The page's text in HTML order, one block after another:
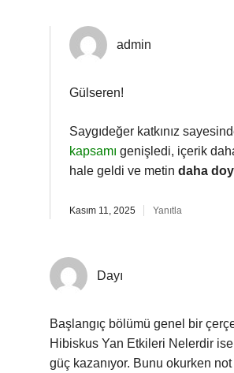
admin
Gülseren!
Saygıdeğer katkınız
kapsamı genişledi, içerik
hale geldi ve metin daha
Kasım 11, 2025 Yanıtla
Dayı
Başlangıç bölümü genel bir
Hibiskus Yan Etkileri Nelerdir
güç kazanıyor. Bunu okurken not